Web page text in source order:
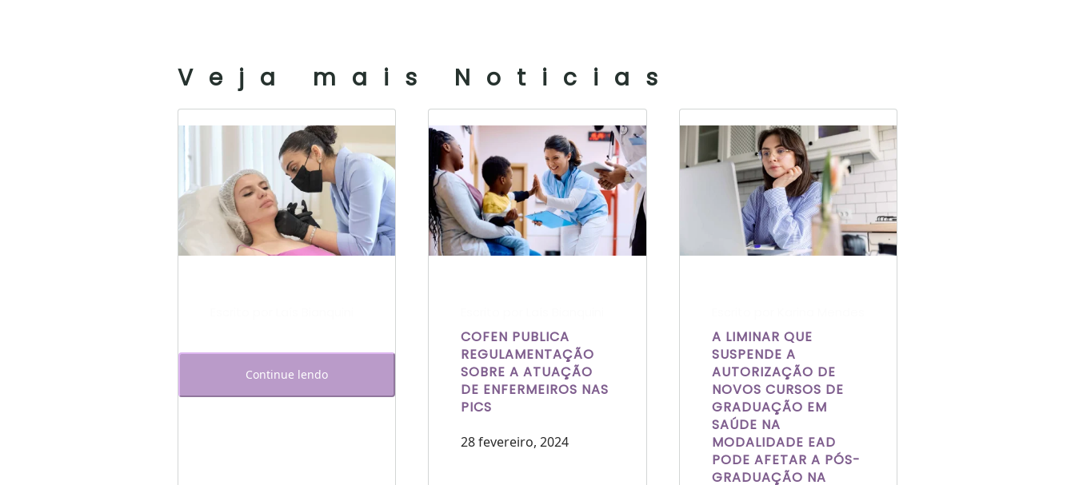
Veja mais Noticias
Continue lendo
COFEN PUBLICA
REGULAMENTAÇÃO
SOBRE A ATUAÇÃO
DE ENFERMEIROS NAS
PICS
28 fevereiro, 2024
A LIMINAR QUE
SUSPENDE A
AUTORIZAÇÃO DE
NOVOS CURSOS DE
GRADUAÇÃO EM
SAÚDE NA
MODALIDADE EAD
PODE AFETAR A PÓS-
GRADUAÇÃO NA